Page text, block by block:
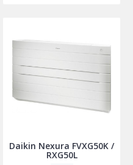
Daikin Nexura FVXG50K /
RXG50L